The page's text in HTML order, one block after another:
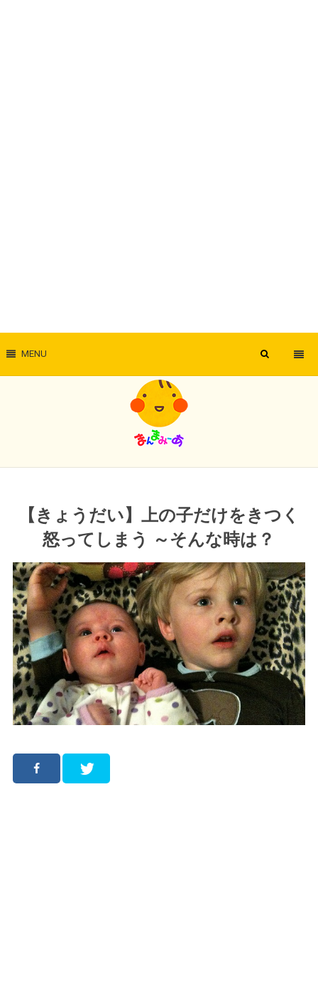
MENU
【きょうだい】上の子だけをきつく
怒ってしまう ～そんな時は？